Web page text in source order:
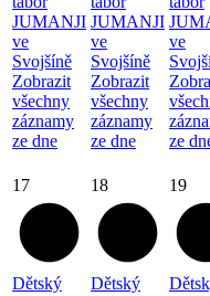
JUMANJI
ve
Svojšíně
Zobrazit
všechny
záznamy
ze dne
JUMANJI
ve
Svojšíně
Zobrazit
všechny
záznamy
ze dne
ve
ze
17
Dětský
18
Dětský
19